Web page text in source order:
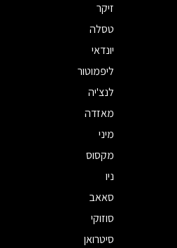
זיקר
טסלה
יונדאי
ליפמוטור
לנצ'יה
מאזדה
מיני
מקסוס
ניו
סאאב
סוזוקי
סיטרואן